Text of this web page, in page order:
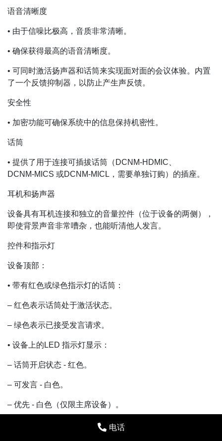
语音清晰度
• 由于信噪比极高，音质非常清晰。
• 确保获得最高的语音清晰度。
• 可同时激活扬声器和话筒来实现面对面的会议体验。内置
了一个反馈抑制器，以防止产生声反馈。
安全性
• 加密功能可确保系统中的信息保持机密性。
话筒
• 提供了用于连接可插拔话筒（DCNM‑HDMIC、
DCNM‑MICS 或DCNM‑MICL，需要单独订购）的插座。
耳机和扬声器
设备具有耳机连接和独立的音量控件（位于设备的两侧），
即使背景声音非常嘈杂，也能听清他人发言。
控件和指示灯
设备顶部：
• 带有红色或绿色指示灯的话筒：
– 红色表示话筒处于激活状态。
– 绿色表示已接受发言请求。
• 设备上的LED 指示灯显示：
– 话筒开启状态 - 红色。
– 可发言 - 白色。
– 优先 - 白色（仅限主席设备）。
电话